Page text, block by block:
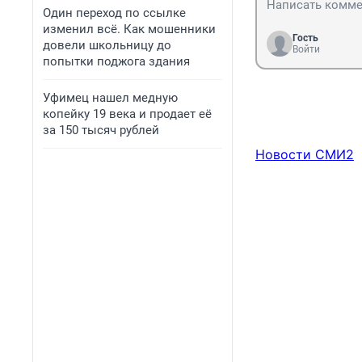
Один переход по ссылке
изменил всё. Как мошенники
довели школьницу до
попытки поджога здания
Уфимец нашел медную
копейку 19 века и продает её
за 150 тысяч рублей
Гость
Войти
Новости СМИ2